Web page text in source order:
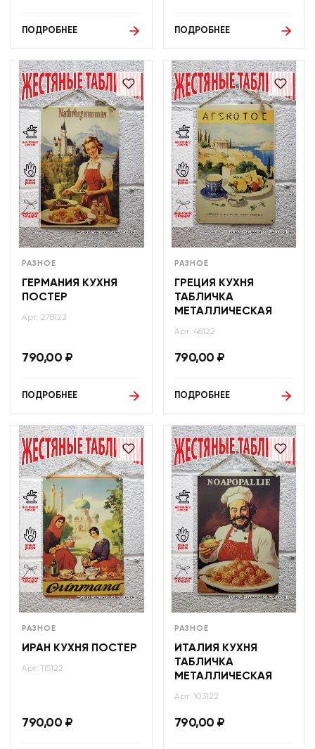
ПОДРОБНЕЕ ПОДРОБНЕЕ
РАЗНОЕ
ГЕРМАНИЯ КУХНЯ
ПОСТЕР
Арт: 278122
790,00 ₽
ПОДРОБНЕЕ
РАЗНОЕ
ГРЕЦИЯ КУХНЯ
ТАБЛИЧКА
МЕТАЛЛИЧЕСКАЯ
Арт: 48122
790,00 ₽
ПОДРОБНЕЕ
РАЗНОЕ
ИРАН КУХНЯ ПОСТЕР
Арт: 115122
790,00 ₽
РАЗНОЕ
ИТАЛИЯ КУХНЯ
ТАБЛИЧКА
МЕТАЛЛИЧЕСКАЯ
Арт: 103122
790,00 ₽